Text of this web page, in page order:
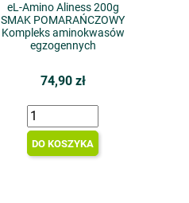
eL-Amino Aliness 200g
SMAK POMARAŃCZOWY
Kompleks aminokwasów
egzogennych
74,90 zł
DO KOSZYKA